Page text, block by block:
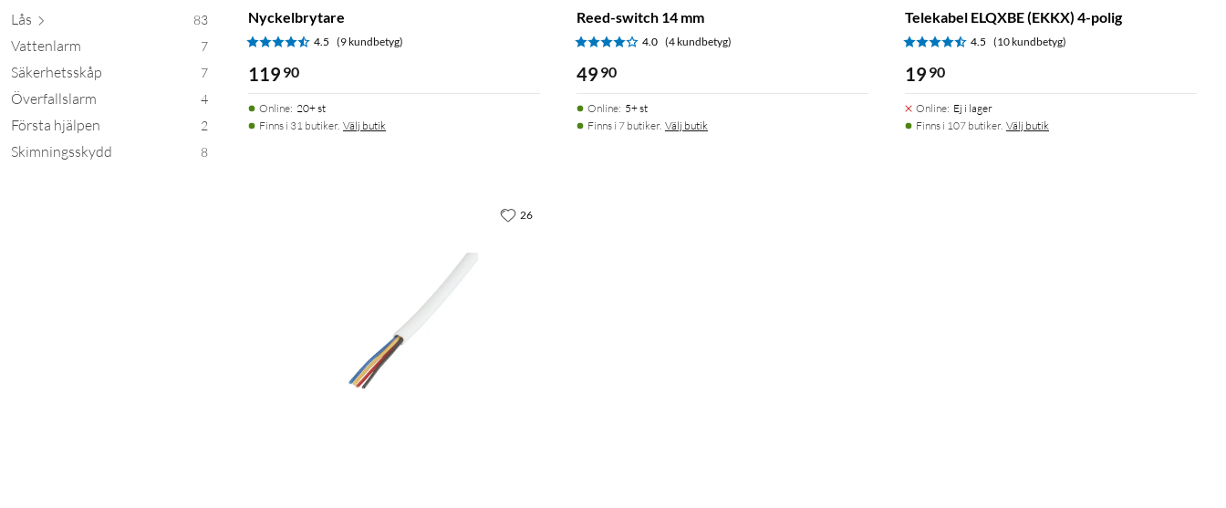
Lås 83
Vattenlarm 7
Säkerhetsskåp 7
Överfallslarm 4
Första hjälpen 2
Skimningsskydd 8
Nyckelbrytare
4.5 (9 kundbetyg)
119 90
Online: 20+ st
Finns i 31 butiker. Välj butik
Reed-switch 14 mm
4.0 (4 kundbetyg)
49 90
Online: 5+ st
Finns i 7 butiker. Välj butik
Telekabel ELQXBE (EKKX) 4-polig
4.5 (10 kundbetyg)
19 90
Online: Ej i lager
Finns i 107 butiker. Välj butik
26